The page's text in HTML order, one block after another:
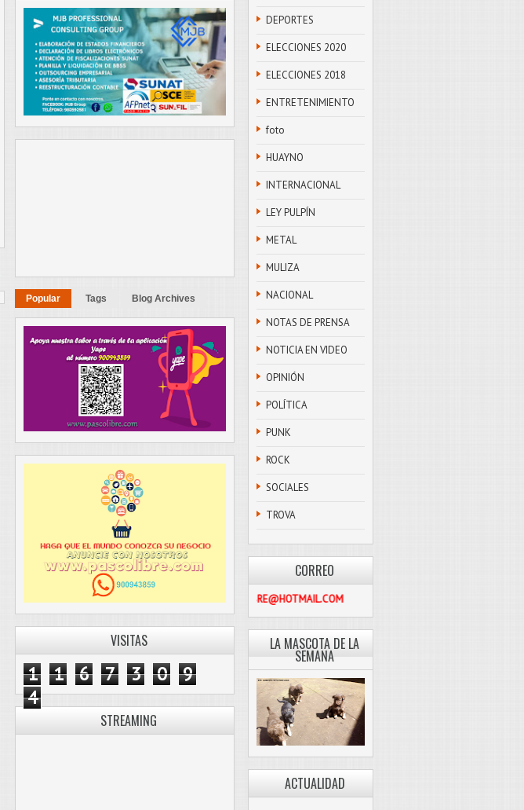
Popular Tags Blog Archives
VISITAS
1 1 6 7 3 0
9
4
STREAMING
DEPORTES
ELECCIONES 2020
ELECCIONES 2018
ENTRETENIMIENTO
foto
HUAYNO
INTERNACIONAL
LEY PULPÍN
METAL
MULIZA
NACIONAL
NOTAS DE PRENSA
NOTICIA EN VIDEO
OPINIÓN
POLÍTICA
PUNK
ROCK
SOCIALES
TROVA
CORREO
PASCOLIBRE@HOTMAIL.COM
LA MASCOTA DE LA
SEMANA
ACTUALIDAD